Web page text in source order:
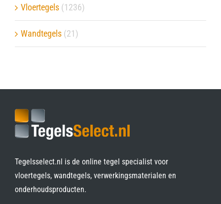
Vloertegels (1236)
Wandtegels (21)
Tegelsselect.nl is de online tegel specialist voor
vloertegels, wandtegels, verwerkingsmaterialen en
onderhoudsproducten.